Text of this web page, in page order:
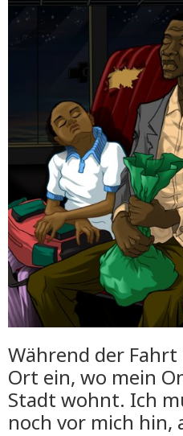
Während der
Ort ein, wo mein
Stadt wohnt. Ich
noch vor mich hin,